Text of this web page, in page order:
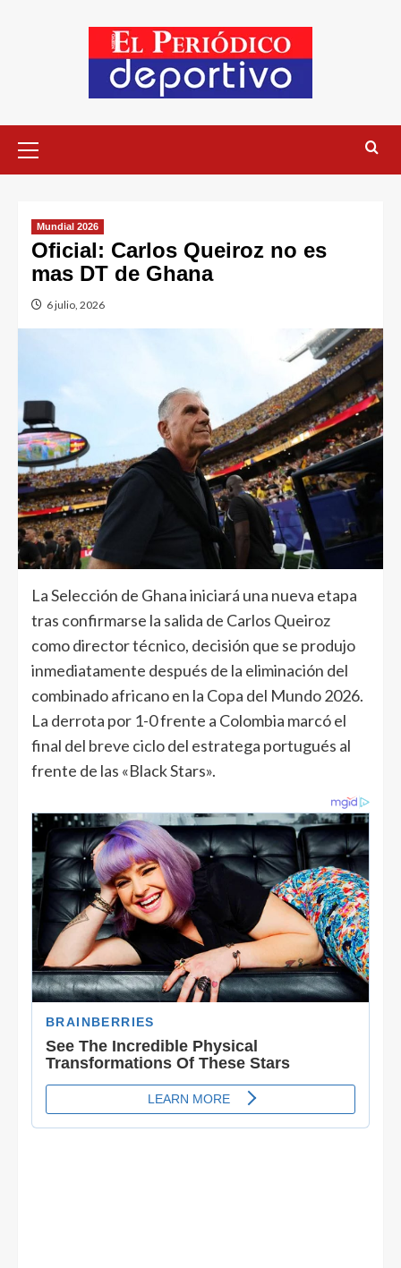
Mundial 2026
Oficial: Carlos Queiroz no es
mas DT de Ghana
6 julio, 2026
La Selección de Ghana iniciará una nueva etapa
tras confirmarse la salida de Carlos Queiroz
como director técnico, decisión que se produjo
inmediatamente después de la eliminación del
combinado africano en la Copa del Mundo 2026.
La derrota por 1-0 frente a Colombia marcó el
final del breve ciclo del estratega portugués al
frente de las «Black Stars».